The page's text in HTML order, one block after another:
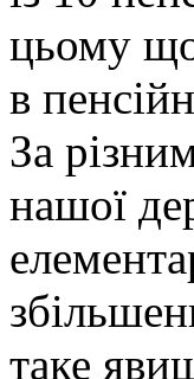
цьому
в
За
нашої
таке